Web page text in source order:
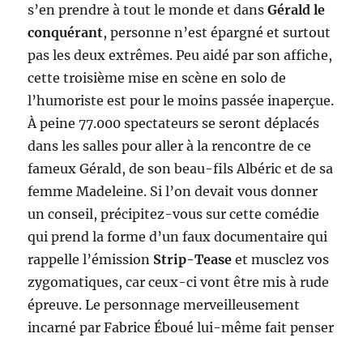
s’en prendre à tout le monde et dansGérald le
conquérant, personne n’est épargné et surtout
pas les deux extrêmes. Peu aidé par son affiche,
cette troisième mise en scène en solo de
l’humoriste est pour le moins passée inaperçue.
À peine 77.000 spectateurs se seront déplacés
dans les salles pour aller à la rencontre de ce
fameux Gérald, de son beau-fils Albéric et de sa
femme Madeleine. Si l’on devait vous donner
un conseil, précipitez-vous sur cette comédie
qui prend la forme d’un faux documentaire qui
rappelle l’émission Strip-Tease et musclez vos
zygomatiques, car ceux-ci vont être mis à rude
épreuve. Le personnage merveilleusement
incarné par Fabrice Éboué lui-même fait penser